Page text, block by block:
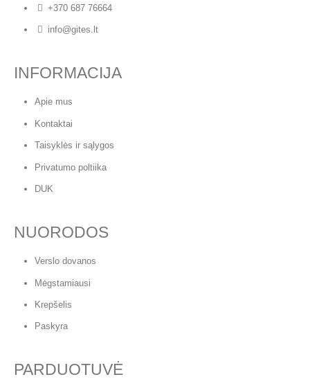
+370 687 76664
info@gites.lt
INFORMACIJA
Apie mus
Kontaktai
Taisyklės ir sąlygos
Privatumo poltiika
DUK
NUORODOS
Verslo dovanos
Mėgstamiausi
Krepšelis
Paskyra
PARDUOTUVĖ